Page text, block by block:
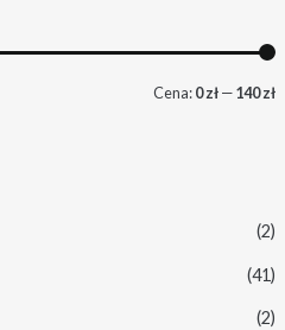
Cena:0 zł—140 zł
(2)
(41)
(2)